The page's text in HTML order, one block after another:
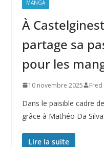
MANGA
À
partage sa
pour les
10 novembre 2025
Dans le paisible cadre
grâce à Mathéo Da
Lire la suite